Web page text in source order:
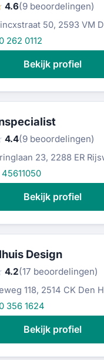
4.6(9 beoordelingen)
50, 2593 VM
262 0112
Bekijk profiel
4.4(9 beoordelingen)
23, 2288 ER
Bekijk profiel
Design
4.2(17 beoordelingen)
118, 2514 CK Den
356 1624
Bekijk profiel